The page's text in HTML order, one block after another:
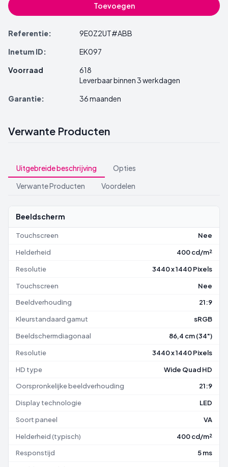
Toevoegen
Referentie:
9E0Z2UT#ABB
Inetum ID:
EK097
Voorraad
618
Leverbaar binnen 3 werkdagen
Garantie:
36 maanden
Verwante Producten
Uitgebreide beschrijving
Opties
Verwante Producten
Voordelen
Beeldscherm
Touchscreen Nee
Helderheid 400 cd/m²
Resolutie 3440 x 1440 Pixels
Touchscreen Nee
Beeldverhouding 21:9
Kleurstandaard gamut sRGB
Beeldschermdiagonaal 86,4 cm (34")
Resolutie 3440 x 1440 Pixels
HD type Wide Quad HD
Oorspronkelijke beeldverhouding 21:9
Display technologie LED
Soort paneel VA
Helderheid (typisch) 400 cd/m²
Responstijd 5 ms